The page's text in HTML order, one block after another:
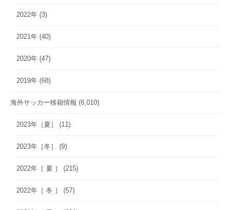
2022年 (3)
2021年 (40)
2020年 (47)
2019年 (68)
海外サッカー移籍情報 (6,010)
2023年［夏］ (11)
2023年［冬］ (9)
2022年［ 夏 ］ (215)
2022年［ 冬 ］ (57)